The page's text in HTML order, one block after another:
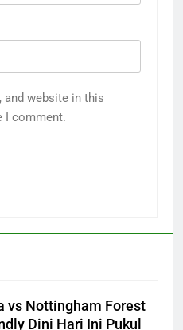
and website in this
I comment.
vs Nottingham Forest
Dini Hari Ini Pukul